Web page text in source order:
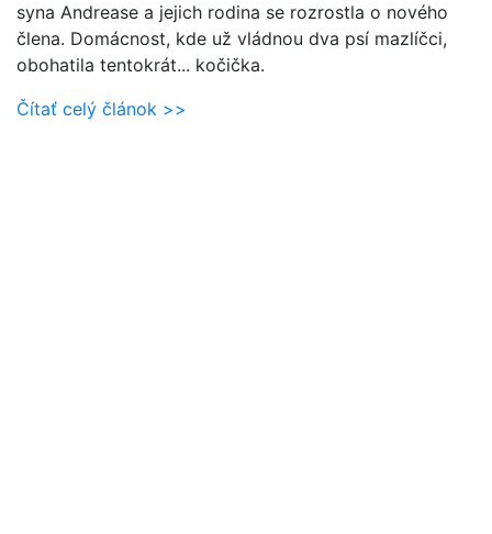
syna Andrease a jejich rodina se rozrostla o nového
člena. Domácnost, kde už vládnou dva psí mazlíčci,
obohatila tentokrát... kočička.
Čítať celý článok >>